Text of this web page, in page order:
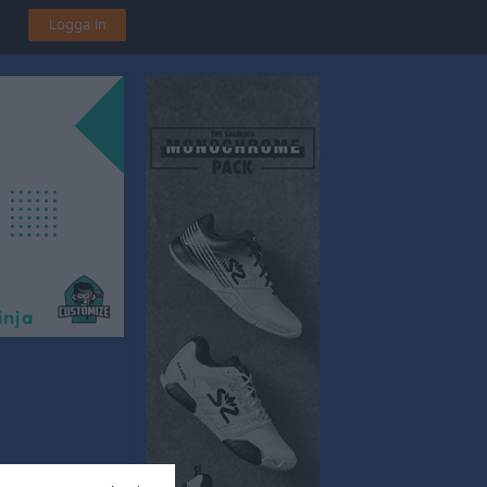
Logga in